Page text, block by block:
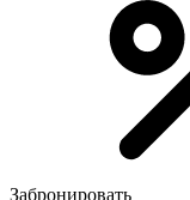
Забронировать